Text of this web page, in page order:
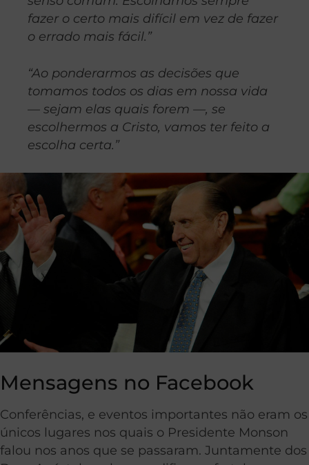
fazer o certo mais difícil em vez de fazer
o errado mais fácil.”
“Ao ponderarmos as decisões que
tomamos todos os dias em nossa vida
— sejam elas quais forem —, se
escolhermos a Cristo, vamos ter feito a
escolha certa.”
Mensagens no Facebook
Conferências, e eventos importantes não eram os
únicos lugares nos quais o Presidente Monson
falou nos anos que se passaram. Juntamente dos